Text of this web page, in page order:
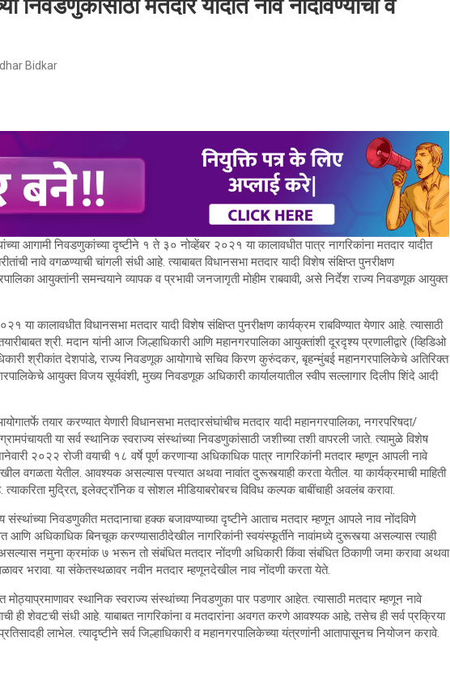
निवडणुकांसाठी मतदार यादीत नावे नोंदविण्याची व
Bidkar
आगामी निवडणुकांच्या दृष्टीने १ ते ३० नोव्हेंबर २०२१ या कालावधीत पात्र नागरिकांना मतदार यादीत
नावे वगळण्याची चांगली संधी आहे. त्याबाबत विधानसभा मतदार यादी विशेष संक्षिप्त पुनरीक्षण
आयुक्तांनी समन्वयाने व्यापक व प्रभावी जनजागृती मोहीम राबवावी, असे निर्देश राज्य निवडणूक आयुक्त
कालावधीत विधानसभा मतदार यादी विशेष संक्षिप्त पुनरीक्षण कार्यक्रम राबविण्यात येणार आहे. त्यासाठी
श्री. मदान यांनी आज जिल्हाधिकारी आणि महानगरपालिका आयुक्तांशी दूरदृश्य प्रणालीद्वारे (व्हिडिओ
श्रीकांत देशपांडे, राज्य निवडणूक आयोगाचे सचिव किरण कुरुंदकर, बृहन्मुंबई महानगरपालिकेचे अतिरिक्त
आयुक्त विजय सूर्यवंशी, मुख्य निवडणूक अधिकारी कार्यालयातील स्वीप सल्लागार दिलीप शिंदे आदी
तयार करण्यात येणारी विधानसभा मतदारसंघांचीच मतदार यादी महानगरपालिका, नगरपरिषदा/
या सर्व स्थानिक स्वराज्य संस्थांच्या निवडणुकांसाठी जशीच्या तशी वापरली जाते. त्यामुळे विशेष
२०२२ रोजी वयाची १८ वर्षे पूर्ण करणाऱ्या अधिकाधिक पात्र नागरिकांनी मतदार म्हणून आपली नावे
वगळता येतील. आवश्यक असल्यास पत्त्यात अथवा नावांत दुरूस्त्याही करता येतील. या कार्यक्रमाची माहिती
मुद्रित, इलेक्ट्रॉनिक व सोशल मीडियाबरोबरच विविध कल्पक बाबींचाही अवलंब करावा.
संस्थांच्या निवडणुकीत मतदानाचा हक्क बजावण्याच्या दृष्टीने आताच मतदार म्हणून आपले नाव नोंदविणे
आणि अधिकाधिक बिनचूक करण्यासाठीदेखील नागरिकांनी स्वयंस्फूर्तीने नावांमध्ये दुरूस्त्या असल्यास त्याही
असल्यास नमुना क्रमांक ७ भरून तो संबंधित मतदार नोंदणी अधिकारी किंवा संबंधित ठिकाणी जमा करावा अथवा
भरावा. या संकेतस्थळावर नवीन मतदार म्हणूनदेखील नाव नोंदणी करता येते.
स्थानिक स्वराज्य संस्थांच्या निवडणुका पार पडणार आहेत. त्यासाठी मतदार म्हणून नावे
ही शेवटची संधी आहे. याबाबत नागरिकांना व मतदारांना अवगत करणे आवश्यक आहे; तसेच ही सर्व प्रक्रिया
लाभेल. त्यादृष्टीने सर्व जिल्हाधिकारी व महानगरपालिकेच्या यंत्रणांनी आतापासूनच नियोजन करावे.